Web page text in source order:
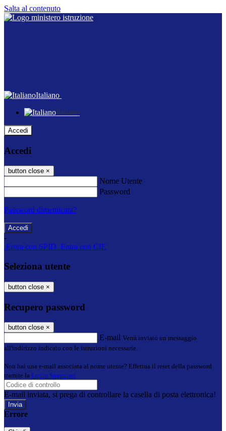
Salta al contenuto
Italiano
Italiano
Accedi
Accedi
button close ×
Nome Utente
Password
Password dimenticata?
-
Entra con SPID Entra con CIE
Seleziona utente
button close ×
Recupero password
button close ×
E-mail Verrà inviato un messaggio
all'indirizzo indicato con le istruzioni necessarie.
Non hai una e-mail associata al nome utente? Effettua il reset della password
tramite la Login Spaggiari
E-mail inviata, si prega di controllare la casella di posta elettronica!
Errore